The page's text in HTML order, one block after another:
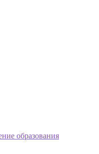
образования